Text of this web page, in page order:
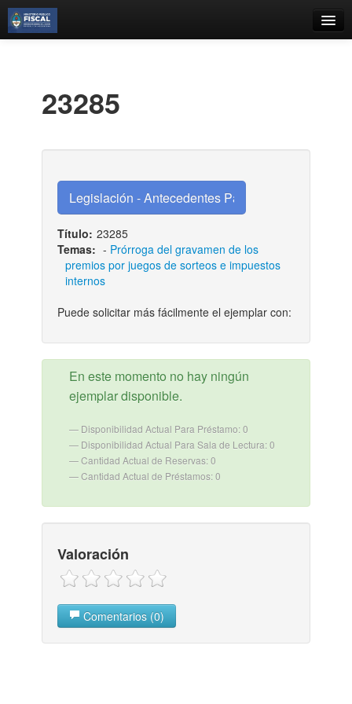
Estantes Virtuales
Iniciar sesión
23285
Título: 23285
Temas: - Prórroga del gravamen de los
premios por juegos de sorteos e impuestos
internos
Puede solicitar más fácilmente el ejemplar con:
En este momento no hay ningún
ejemplar disponible.
Disponibilidad Actual Para Préstamo: 0
Disponibilidad Actual Para Sala de Lectura: 0
Cantidad Actual de Reservas: 0
Cantidad Actual de Préstamos: 0
Valoración
Comentarios (0)